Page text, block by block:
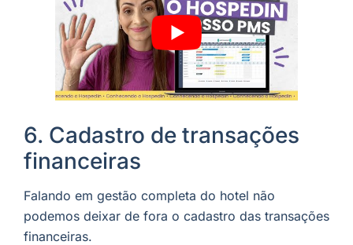
6. Cadastro de transações
financeiras
Falando em gestão completa do hotel não
podemos deixar de fora o cadastro das transações
financeiras.